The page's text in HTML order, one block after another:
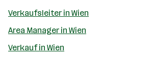
Verkaufsleiter in Wien
Area Manager in Wien
Verkauf in Wien